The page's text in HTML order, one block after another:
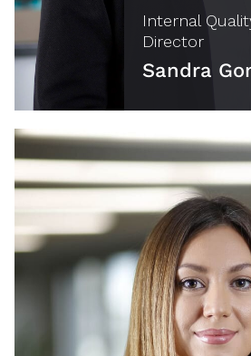
Internal
Director
Sandra